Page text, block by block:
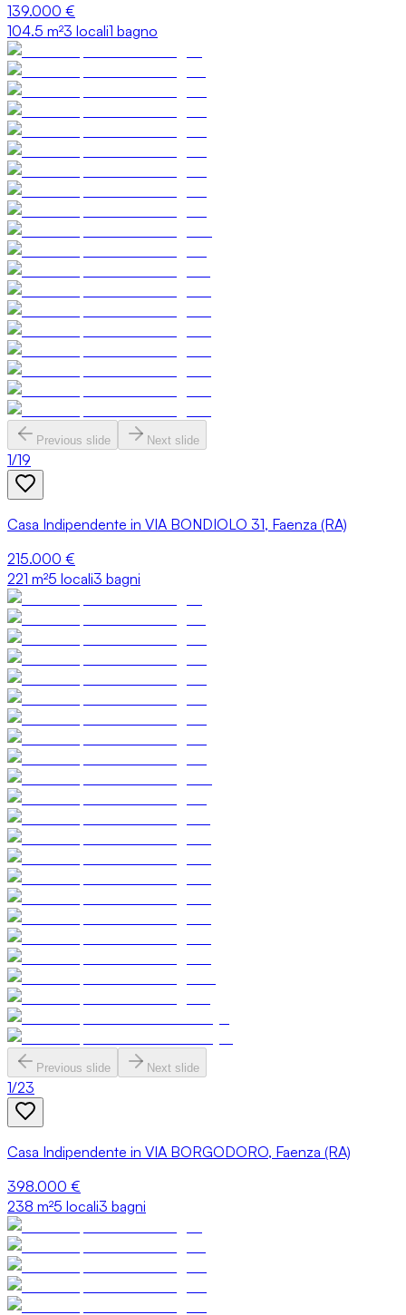
139.000 €
104.5 m²3 locali1 bagno
Previous slide Next slide
1/19
Casa Indipendente in VIA BONDIOLO 31, Faenza (RA)
215.000 €
221 m²5 locali3 bagni
Previous slide Next slide
1/23
Casa Indipendente in VIA BORGODORO, Faenza (RA)
398.000 €
238 m²5 locali3 bagni